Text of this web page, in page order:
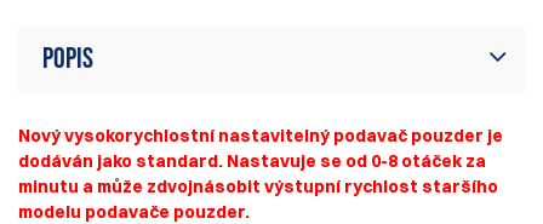
Popis
Nový vysokorychlostní nastavitelný podavač pouzder je
dodáván jako standard. Nastavuje se od 0-8 otáček za
minutu a může zdvojnásobit výstupní rychlost staršího
modelu podavače pouzder.